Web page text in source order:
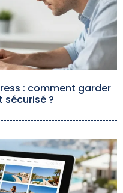
: comment garder
sécurisé ?